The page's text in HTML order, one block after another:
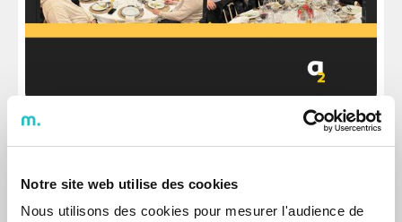
Notre site web utilise des cookies
Nous utilisons des cookies pour mesurer l'audience de
Lisboa e Porto
realizados em Lisboa e Porto.